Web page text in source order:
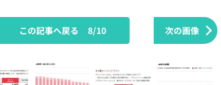
次の画像
この記事へ戻る 8/10